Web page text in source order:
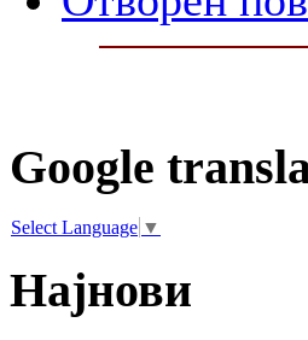
Google
Select Language ▼
Најнови